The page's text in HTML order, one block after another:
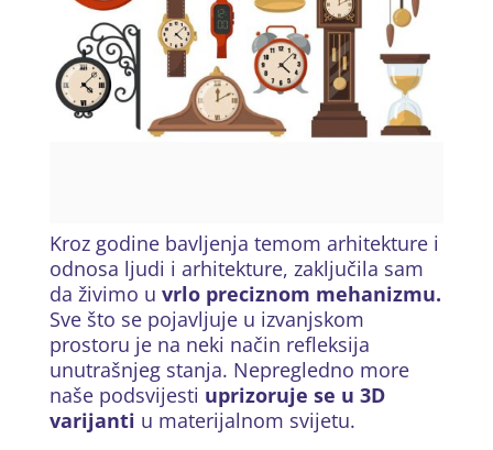
Kroz godine bavljenja temom arhitekture i
odnosa ljudi i arhitekture, zaključila sam
da živimo u vrlo preciznom mehanizmu.
Sve što se pojavljuje u izvanjskom
prostoru je na neki način refleksija
unutrašnjeg stanja. Nepregledno more
naše podsvijesti uprizoruje se u 3D
varijanti u materijalnom svijetu.